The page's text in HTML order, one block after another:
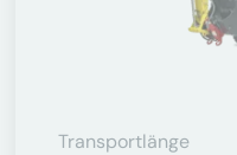
Transportlänge